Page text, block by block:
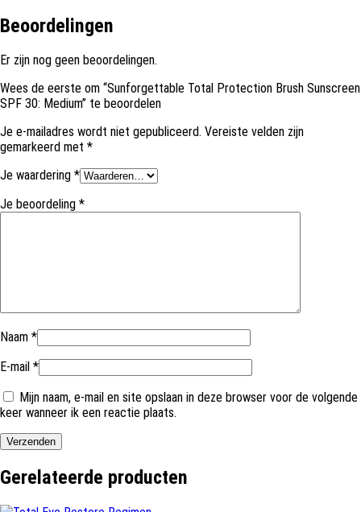
Beoordelingen
Er zijn nog geen beoordelingen.
Wees de eerste om “Sunforgettable Total Protection Brush Sunscreen
SPF 30: Medium” te beoordelen
Je e-mailadres wordt niet gepubliceerd. Vereiste velden zijn
gemarkeerd met *
Je waardering *
Je beoordeling *
Naam *
E-mail *
Mijn naam, e-mail en site opslaan in deze browser voor de volgende
keer wanneer ik een reactie plaats.
Gerelateerde producten